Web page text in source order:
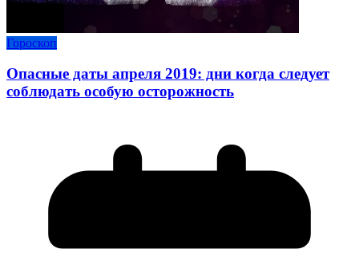
Гороскоп
Опасные даты апреля 2019: дни когда следует
соблюдать особую осторожность